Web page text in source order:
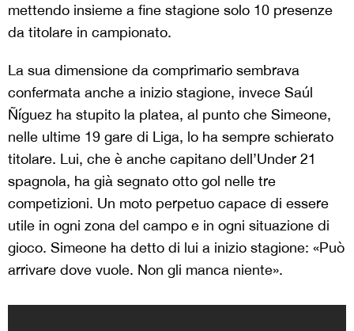
mettendo insieme a fine stagione solo 10 presenze
da titolare in campionato.
La sua dimensione da comprimario sembrava
confermata anche a inizio stagione, invece Saúl
Ñíguez ha stupito la platea, al punto che Simeone,
nelle ultime 19 gare di Liga, lo ha sempre schierato
titolare. Lui, che è anche capitano dell’Under 21
spagnola, ha già segnato otto gol nelle tre
competizioni. Un moto perpetuo capace di essere
utile in ogni zona del campo e in ogni situazione di
gioco. Simeone ha detto di lui a inizio stagione: «Può
arrivare dove vuole. Non gli manca niente».